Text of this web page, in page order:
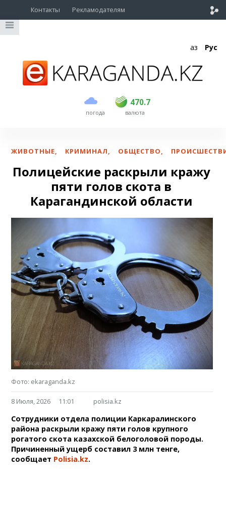
Контакты Рекламодателям
Қаз Рус
погода
470.7
USD 468.5 470.7
EUR валюта
ЖИВОТНЫЕ, КРИМИНАЛ, ОБЩЕСТВО,
Полицейские раскрыли кражу
пяти голов скота в
Карагандинской области
Фото: ekaraganda.kz
8 Июля, 2026 11:01 polisia.kz
Сотрудники отдела полиции Каркаралинского
района раскрыли кражу пяти голов крупного
рогатого скота казахской белоголовой породы.
Причиненный ущерб составил 3 млн тенге,
сообщает Polisia.kz.